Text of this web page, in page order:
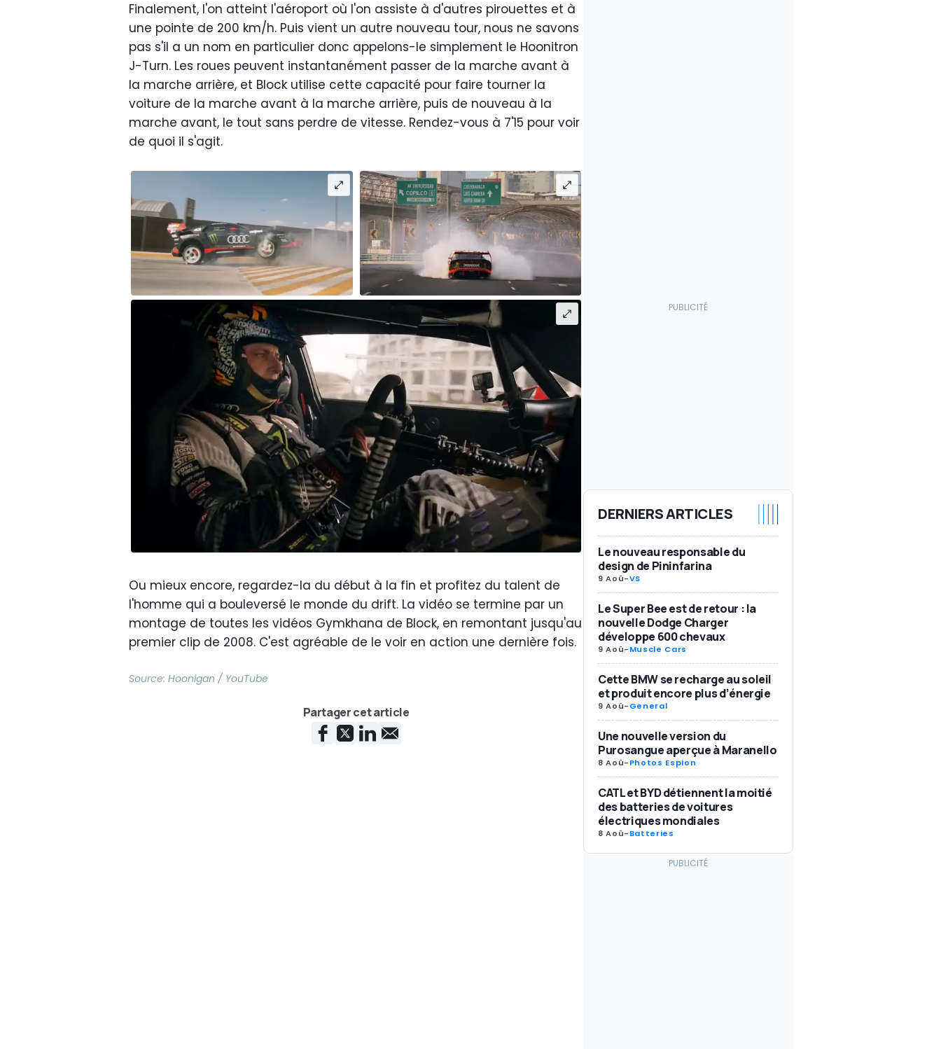
Finalement, l'on atteint l'aéroport où l'on assiste à d'autres pirouettes et à
une pointe de 200 km/h. Puis vient un autre nouveau tour, nous ne savons
pas s'il a un nom en particulier donc appelons-le simplement le Hoonitron
J-Turn. Les roues peuvent instantanément passer de la marche avant à
la marche arrière, et Block utilise cette capacité pour faire tourner la
voiture de la marche avant à la marche arrière, puis de nouveau à la
marche avant, le tout sans perdre de vitesse. Rendez-vous à 7'15 pour voir
de quoi il s'agit.
Ou mieux encore, regardez-la du début à la fin et profitez du talent de
l'homme qui a bouleversé le monde du drift. La vidéo se termine par un
montage de toutes les vidéos Gymkhana de Block, en remontant jusqu'au
premier clip de 2008. C'est agréable de le voir en action une dernière fois.
Source: Hoonigan / YouTube
Partager cet article
DERNIERS ARTICLES
Le nouveau responsable du
design de Pininfarina
9 Aoû-VS
Le Super Bee est de retour : la
nouvelle Dodge Charger
développe 600 chevaux
9 Aoû-Muscle Cars
Cette BMW se recharge au soleil
et produit encore plus d’énergie
9 Aoû-General
Une nouvelle version du
Purosangue aperçue à Maranello
8 Aoû-Photos Espion
CATL et BYD détiennent la moitié
des batteries de voitures
électriques mondiales
8 Aoû-Batteries